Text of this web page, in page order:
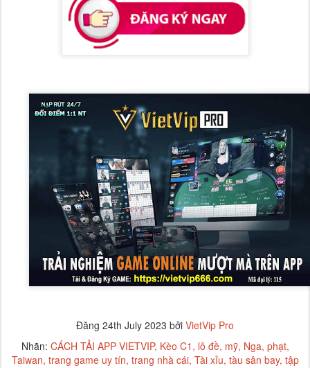
Đăng 24th July 2023 bởi VietVip Pro
Nhãn: CÁCH TẢI APP VIETVIP Kèo C1 lô đề mỹ Nga phạt
Taiwan trang game uy tín trang nhà cái Tài xỉu tàu sân bay tập